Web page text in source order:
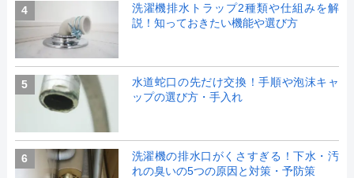
4
洗濯機排水トラップ2種類や仕組みを解
説！知っておきたい機能や選び方
5
水道蛇口の先だけ交換！手順や泡沫キャ
ップの選び方・手入れ
6
洗濯機の排水口がくさすぎる！下水・汚
れの臭いの5つの原因と対策・予防策